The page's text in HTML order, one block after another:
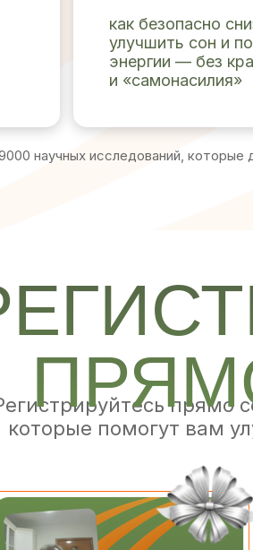
научных исследований,
как безопасно
улучшить сон и
энергии — без
и «самонасилия»
прямо
которые помогут вам